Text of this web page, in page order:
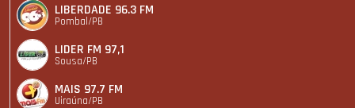
LIBERDADE 96.3 FM
Pombal/PB
LIDER FM 97,1
Sousa/PB
MAIS 97.7 FM
Uiraúna/PB